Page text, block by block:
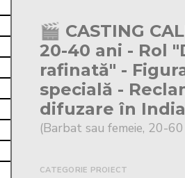
🎬 CASTING
20-40 ani - Rol
rafinată" -
specială -
difuzare în India
(Barbat sau femeie, 20-60
CATEGORIE PROIECT